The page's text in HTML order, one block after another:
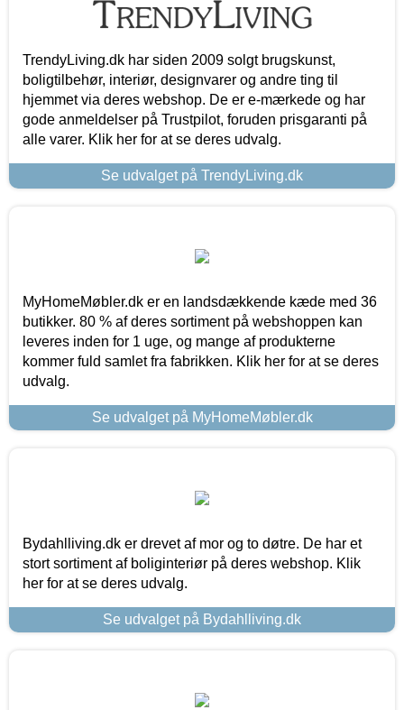
TrendyLiving.dk har siden 2009 solgt brugskunst,
boligtilbehør, interiør, designvarer og andre ting til
hjemmet via deres webshop. De er e-mærkede og har
gode anmeldelser på Trustpilot, foruden prisgaranti på
alle varer. Klik her for at se deres udvalg.
Se udvalget på TrendyLiving.dk
MyHomeMøbler.dk er en landsdækkende kæde med 36
butikker. 80 % af deres sortiment på webshoppen kan
leveres inden for 1 uge, og mange af produkterne
kommer fuld samlet fra fabrikken. Klik her for at se deres
udvalg.
Se udvalget på MyHomeMøbler.dk
Bydahlliving.dk er drevet af mor og to døtre. De har et
stort sortiment af boliginteriør på deres webshop. Klik
her for at se deres udvalg.
Se udvalget på Bydahlliving.dk